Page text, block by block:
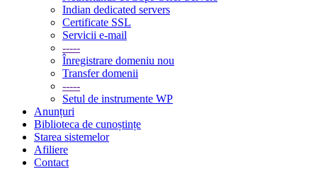
Indian dedicated servers
Certificate SSL
Servicii e-mail
-----
Înregistrare domeniu nou
Transfer domenii
-----
Setul de instrumente WP
Anunțuri
Biblioteca de cunoștințe
Starea sistemelor
Afiliere
Contact